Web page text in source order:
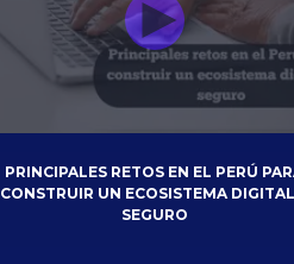
PRINCIPALES RETOS EN EL PERÚ
CONSTRUIR UN ECOSISTEMA
SEGURO